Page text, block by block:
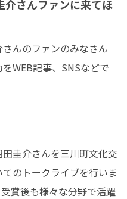
介さんファンに来てほ
んのファンのみなさん
WEB記事、SNSなどで
圭介さんを三川町文化交
のトークライブを行いま
賞後も様々な分野で活躍